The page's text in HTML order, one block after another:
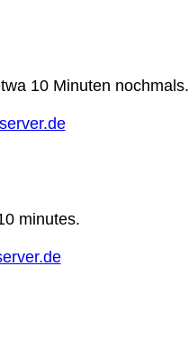
10 Minuten nochmals.
minutes.